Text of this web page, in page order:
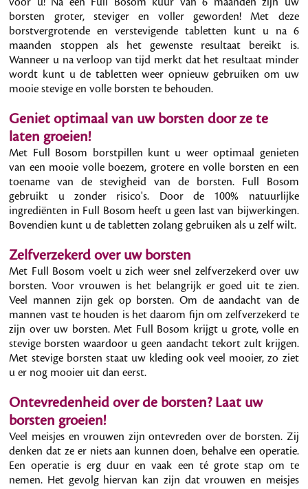
borsten groter, steviger en voller geworden! Met deze
borstvergrotende en verstevigende tabletten kunt u na 6
maanden stoppen als het gewenste resultaat bereikt is.
Wanneer u na verloop van tijd merkt dat het resultaat minder
wordt kunt u de tabletten weer opnieuw gebruiken om uw
mooie stevige en volle borsten te behouden.
Geniet optimaal van uw borsten door ze te
laten groeien!
Met Full Bosom borstpillen kunt u weer optimaal genieten
van een mooie volle boezem, grotere en volle borsten en een
toename van de stevigheid van de borsten. Full Bosom
gebruikt u zonder risico's. Door de 100% natuurlijke
ingrediënten in Full Bosom heeft u geen last van bijwerkingen.
Bovendien kunt u de tabletten zolang gebruiken als u zelf wilt.
Zelfverzekerd over uw borsten
Met Full Bosom voelt u zich weer snel zelfverzekerd over uw
borsten. Voor vrouwen is het belangrijk er goed uit te zien.
Veel mannen zijn gek op borsten. Om de aandacht van de
mannen vast te houden is het daarom fijn om zelfverzekerd te
zijn over uw borsten. Met Full Bosom krijgt u grote, volle en
stevige borsten waardoor u geen aandacht tekort zult krijgen.
Met stevige borsten staat uw kleding ook veel mooier, zo ziet
u er nog mooier uit dan eerst.
Ontevredenheid over de borsten? Laat uw
borsten groeien!
Veel meisjes en vrouwen zijn ontevreden over de borsten. Zij
denken dat ze er niets aan kunnen doen, behalve een operatie.
Een operatie is erg duur en vaak een té grote stap om te
nemen. Het gevolg hiervan kan zijn dat vrouwen en meisjes